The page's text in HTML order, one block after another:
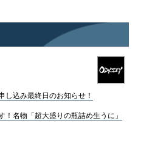
し込み最終日のお知らせ！
名物「超大盛りの瓶詰め生うに」